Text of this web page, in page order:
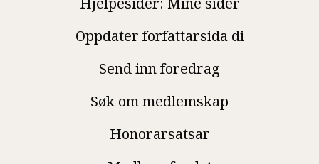
Oppdater forfattarsida di
Send inn foredrag
Søk om medlemskap
Honorarsatsar